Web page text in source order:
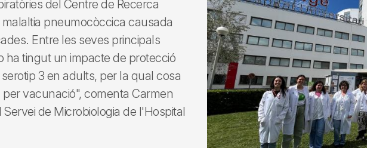
del Centre de Recerca
malaltia pneumocòccica causada
Entre les seves principals
ha tingut un impacte de protecció
3 en adults, per la qual cosa
vacunació", comenta Carmen
de Microbiologia de l'Hospital